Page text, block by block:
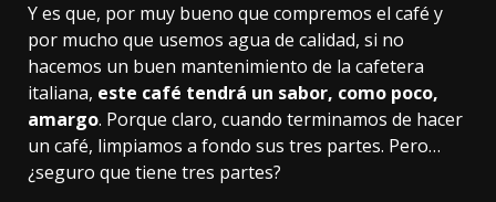
Y es que, por muy bueno que compremos el café y
por mucho que usemos agua de calidad, si no
hacemos un buen mantenimiento de la cafetera
italiana, este café tendrá un sabor, como poco,
amargo. Porque claro, cuando terminamos de hacer
un café, limpiamos a fondo sus tres partes. Pero…
¿seguro que tiene tres partes?